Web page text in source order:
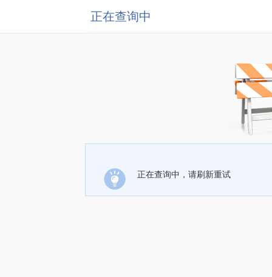
正在查询中
正在查询中，请刷新重试